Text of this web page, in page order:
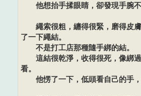
他想抬手揉眼睛，卻發現手腕不
繩索很粗，纏得很緊，磨得皮膚
了一下繩結。
不是打工店那種隨手綁的結。
這結很乾淨，收得很死，像綁過
看。
他愣了一下，低頭看自己的手，